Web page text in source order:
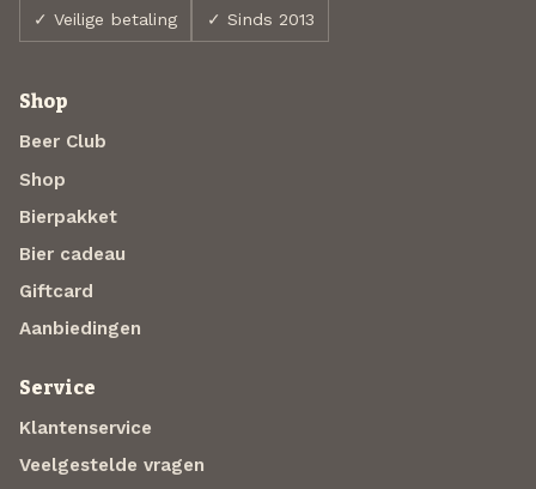
✓ Veilige betaling ✓ Sinds 2013
Shop
Beer Club
Shop
Bierpakket
Bier cadeau
Giftcard
Aanbiedingen
Service
Klantenservice
Veelgestelde vragen